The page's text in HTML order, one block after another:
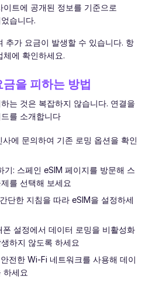
트에 공개된 정보를 기준으로
습니다.
추가 요금이 발생할 수 있습니다. 항
에 확인하세요.
을 피하는 방법
는 것은 복잡하지 않습니다. 연결을
를 소개합니다
에 문의하여 기존 로밍 옵션을 확인
기: 스페인 eSIM 페이지를 방문해 스
를 선택해 보세요
단한 지침을 따라 eSIM을 설정하세
설정에서 데이터 로밍을 비활성화
하지 않도록 하세요
전한 Wi-Fi 네트워크를 사용해 데이
하세요